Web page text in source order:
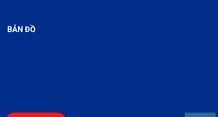
BẢN ĐỒ